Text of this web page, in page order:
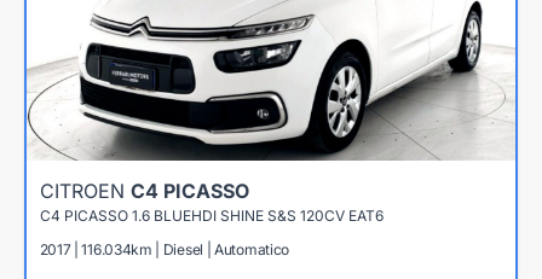
CITROEN C4 PICASSO
C4 PICASSO 1.6 BLUEHDI SHINE S&S 120CV EAT6
2017 | 116.034km | Diesel | Automatico